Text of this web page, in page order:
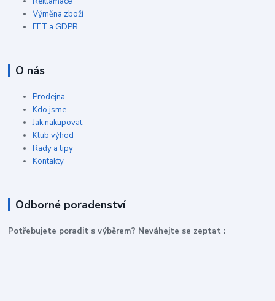
Výměna zboží
EET a GDPR
O nás
Prodejna
Kdo jsme
Jak nakupovat
Klub výhod
Rady a tipy
Kontakty
Odborné poradenství
Potřebujete poradit s výběrem? Neváhejte se zeptat :